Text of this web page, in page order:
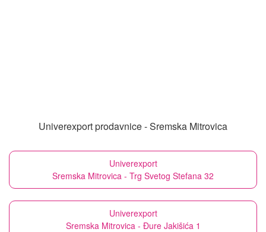
Univerexport prodavnice - Sremska Mitrovica
Univerexport
Sremska Mitrovica - Trg Svetog Stefana 32
Univerexport
Sremska Mitrovica - Đure Jakišića 1